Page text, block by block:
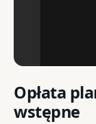
Opłata
wstępne